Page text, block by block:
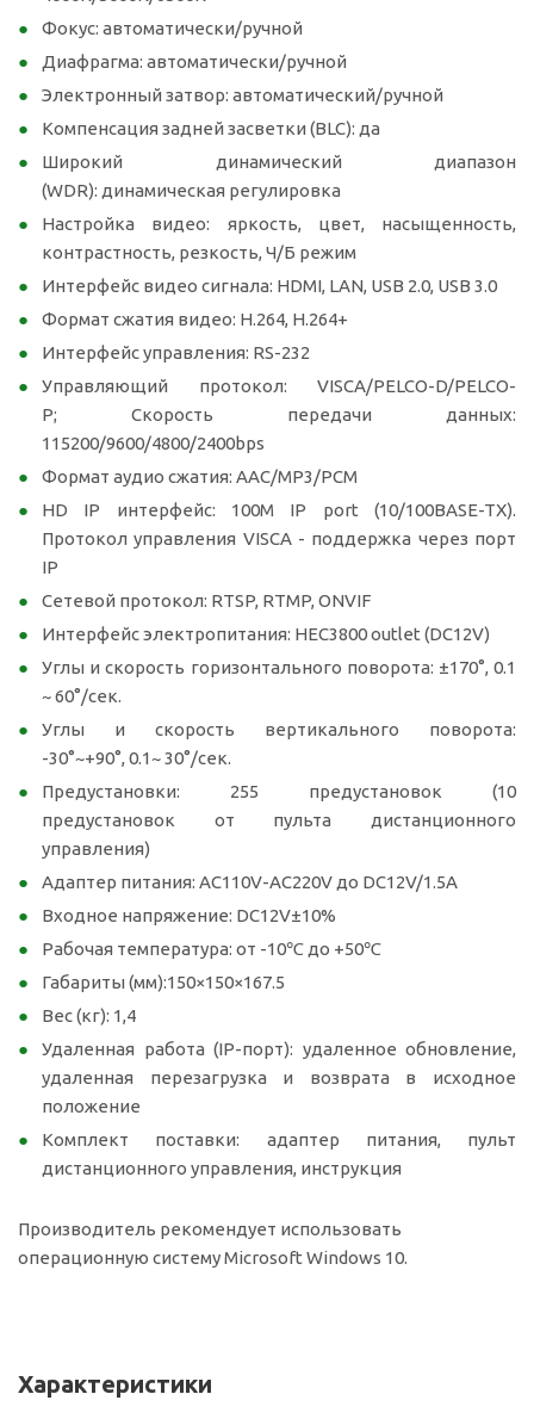
Фокус: автоматически/ручной
Диафрагма: автоматически/ручной
Электронный затвор: автоматический/ручной
Компенсация задней засветки (BLC): да
Широкий динамический диапазон
(WDR): динамическая регулировка
Настройка видео: яркость, цвет, насыщенность,
контрастность, резкость, Ч/Б режим
Интерфейс видео сигнала: HDMI, LAN, USB 2.0, USB 3.0
Формат сжатия видео: H.264, H.264+
Интерфейс управления: RS-232
Управляющий протокол: VISCA/PELCO-D/PELCO-
P; Скорость передачи данных:
115200/9600/4800/2400bps
Формат аудио сжатия: AAC/MP3/PCM
HD IP интерфейс: 100M IP port (10/100BASE-TX).
Протокол управления VISCA - поддержка через порт
IP
Сетевой протокол: RTSP, RTMP, ONVIF
Интерфейс электропитания: HEC3800 outlet (DC12V)
Углы и скорость горизонтального поворота: ±170°, 0.1
~ 60°/сек.
Углы и скорость вертикального поворота:
-30°~+90°, 0.1~ 30°/сек.
Предустановки: 255 предустановок (10
предустановок от пульта дистанционного
управления)
Адаптер питания: AC110V-AC220V до DC12V/1.5A
Входное напряжение: DC12V±10%
Рабочая температура: от -10℃ до +50℃
Габариты (мм):150×150×167.5
Вес (кг): 1,4
Удаленная работа (IP-порт): удаленное обновление,
удаленная перезагрузка и возврата в исходное
положение
Комплект поставки: адаптер питания, пульт
дистанционного управления, инструкция
Производитель рекомендует использовать
операционную систему Microsoft Windows 10.
Характеристики